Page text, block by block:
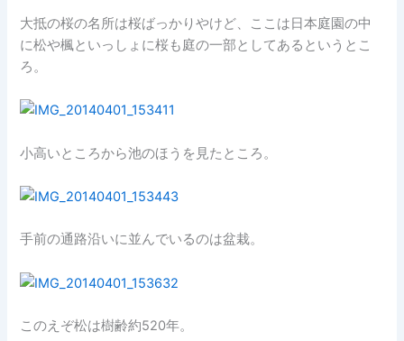
大抵の桜の名所は桜ばっかりやけど、ここは日本庭園の中
に松や楓といっしょに桜も庭の一部としてあるというとこ
ろ。
小高いところから池のほうを見たところ。
手前の通路沿いに並んでいるのは盆栽。
このえぞ松は樹齢約520年。